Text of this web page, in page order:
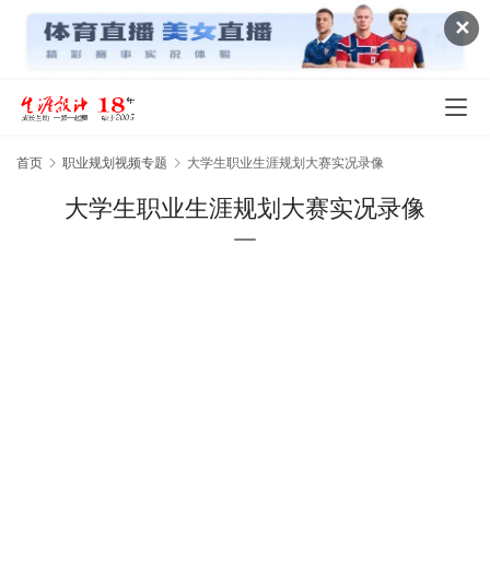
✕
首页 职业规划视频专题 大学生职业生涯规划大赛实况录像
大学生职业生涯规划大赛实况录像